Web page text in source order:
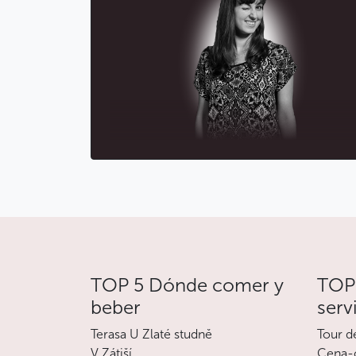
TOP 5 Dónde comer y
beber
Terasa U Zlaté studně
Tour